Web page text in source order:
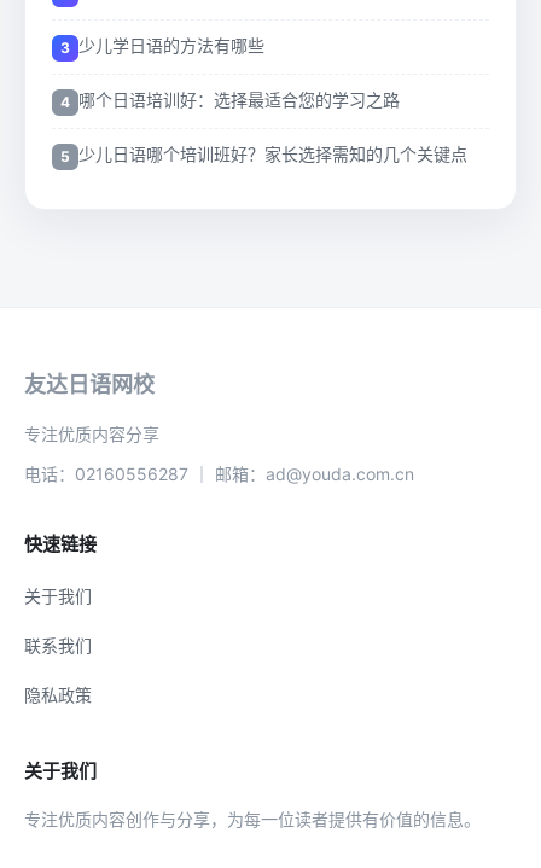
少儿学日语的方法有哪些
哪个日语培训好：选择最适合您的学习之路
少儿日语哪个培训班好？家长选择需知的几个关键点
友达日语网校
专注优质内容分享
电话：02160556287 ｜ 邮箱：ad@youda.com.cn
快速链接
关于我们
联系我们
隐私政策
关于我们
专注优质内容创作与分享，为每一位读者提供有价值的信息。